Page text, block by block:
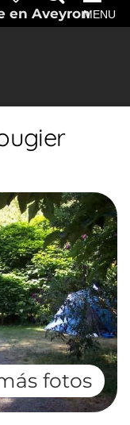
en AveyronMENU
fotos